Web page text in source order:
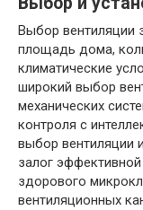
Выбор вентиляции
площадь дома,
климатические
широкий выбор
механических
контроля с
выбор вентиляции
залог
здорового
вентиляционных